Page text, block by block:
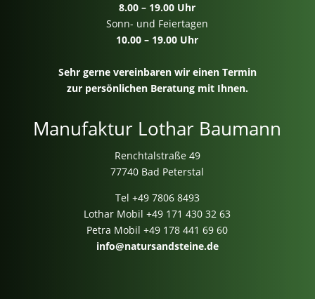
8.00 – 19.00 Uhr
Sonn- und Feiertagen
10.00 – 19.00 Uhr
Sehr gerne vereinbaren wir einen Termin
zur persönlichen Beratung mit Ihnen.
Manufaktur Lothar Baumann
Renchtalstraße 49
77740 Bad Peterstal
Tel +49 7806 8493
Lothar Mobil+49 171 430 32 63
Petra Mobil+49 178 441 69 60
info@natursandsteine.de